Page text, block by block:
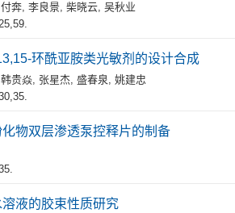
付奔, 李良景, 柴晓云, 吴秋业
环酰亚胺类光敏剂的设计合成
韩贵焱, 张星杰, 盛春泉, 姚建忠
物双层渗透泵控释片的制备
液的胶束性质研究